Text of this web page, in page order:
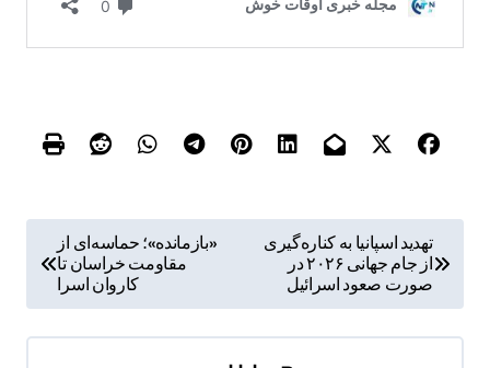
ه
ب
تهدید اسپانیا به کناره‌گیری
از جام جهانی ۲۰۲۶ در
صورت صعود اسرائیل
«بازمانده»؛ حماسه‌ای از
مقاومت خراسان تا
کاروان اسرا